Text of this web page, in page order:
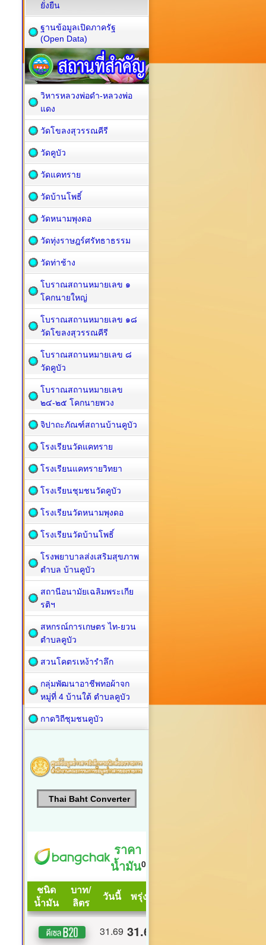
ยั่งยืน
ฐานข้อมูลเปิดภาครัฐ
(Open Data)
วิหารหลวงพ่อดำ-หลวงพ่อ
แดง
วัดโขลงสุวรรณคีรี
วัดคูบัว
วัดแคทราย
วัดบ้านโพธิ์
วัดหนามพุงดอ
วัดทุ่งราษฎร์ศรัทธาธรรม
วัดท่าช้าง
โบราณสถานหมายเลข ๑
โคกนายใหญ่
โบราณสถานหมายเลข ๑๘
วัดโขลงสุวรรณคีรี
โบราณสถานหมายเลข ๘
วัดคูบัว
โบราณสถานหมายเลข
๒๔-๒๕ โคกนายพวง
จิปาถะภัณฑ์สถานบ้านคูบัว
โรงเรียนวัดแคทราย
โรงเรียนแคทรายวิทยา
โรงเรียนชุมชนวัดคูบัว
โรงเรียนวัดหนามพุงดอ
โรงเรียนวัดบ้านโพธิ์
โรงพยาบาลส่งเสริมสุขภาพ
ตำบล บ้านคูบัว
สถานีอนามัยเฉลิมพระเกีย
รติฯ
สหกรณ์การเกษตร ไท-ยวน
ตำบลคูบัว
สวนโคตรเหง้ารำลึก
กลุ่มพัฒนาอาชีพทอผ้าจก
หมู่ที่ 4 บ้านใต้ ตำบลคูบัว
กาดวิถีชุมชนคูบัว
Thai Baht Converter